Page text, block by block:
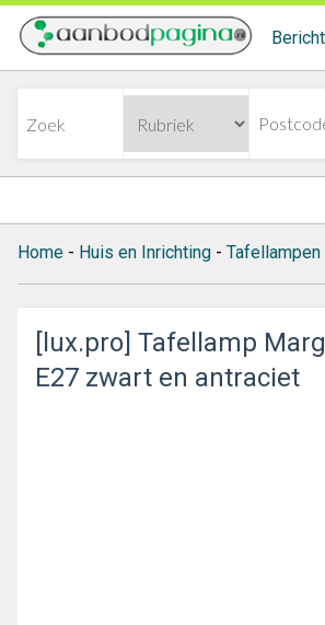
Home - Huis en Inrichting - Tafellampen
[lux.pro] Tafellamp
E27 zwart en antraciet